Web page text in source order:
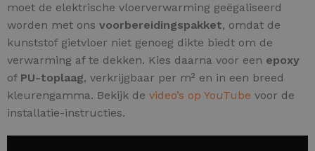
moet de elektrische vloerverwarming geëgaliseerd
worden met ons voorbereidingspakket, omdat de
kunststof gietvloer niet genoeg dikte biedt om de
verwarming af te dekken. Kies daarna voor een epoxy
of PU-toplaag, verkrijgbaar per m² en in een breed
kleurengamma. Bekijk de video’s op YouTube voor de
installatie-instructies.